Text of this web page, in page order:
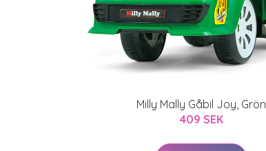
Milly Mally Gåbil Joy, Grön
409 SEK